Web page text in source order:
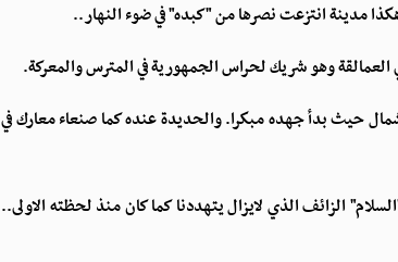
مدينة انتزعت نصرها من "كبده" في ضوء النهار..
العمالقة وهو شريك لحراس الجمهورية في المترس والمعركة.
حيث بدأ جهده مبكرا. والحديدة عنده كما صنعاء معارك في
الزائف الذي لايزال يتهددنا كما كان منذ لحظته الاولى..